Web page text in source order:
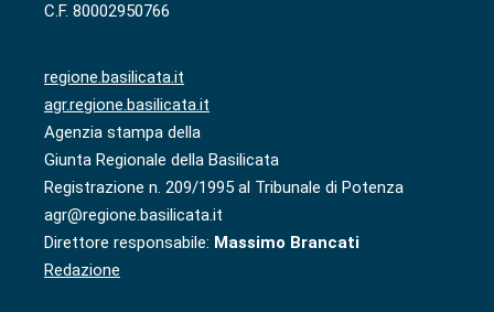
C.F. 80002950766
regione.basilicata.it
agr.regione.basilicata.it
Agenzia stampa della
Giunta Regionale della Basilicata
Registrazione n. 209/1995 al Tribunale di Potenza
agr@regione.basilicata.it
Direttore responsabile: Massimo Brancati
Redazione